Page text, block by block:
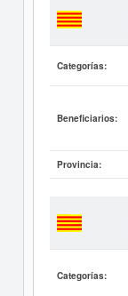
Categorías:
Beneficiarios:
Provincia:
Categorías: